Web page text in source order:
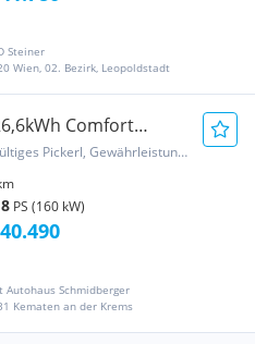
Steiner
Wien, 02. Bezirk, Leopoldstadt
Comfort
Hybrid Elektro/Benzin, Automatik, gültiges Pickerl, Gewährleistung, Garantie
PS (160 kW)
Autohaus Schmidberger
Kematen an der Krems